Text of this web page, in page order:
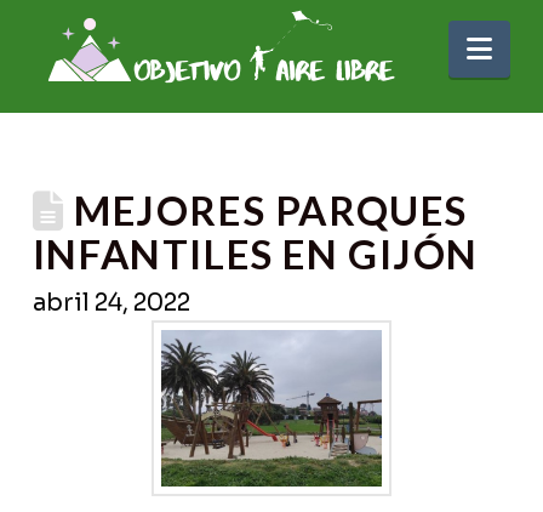
MEJORES PARQUES
INFANTILES EN GIJÓN
abril 24, 2022